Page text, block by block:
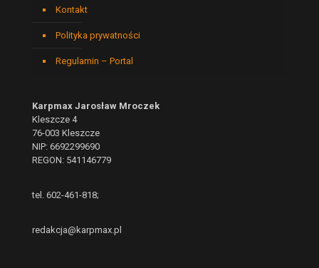
Kontakt
Polityka prywatności
Regulamin – Portal
Karpmax Jarosław Mroczek
Kleszcze 4
76-003 Kleszcze
NIP: 6692299690
REGON: 541146779
tel. 602-461-818;
redakcja@karpmax.pl